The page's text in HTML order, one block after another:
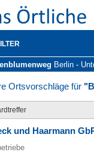
Berlin - Unternehmen
Ortsvorschläge für
und Haarmann